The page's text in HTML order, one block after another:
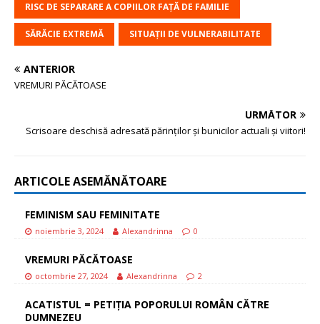
RISC DE SEPARARE A COPIILOR FAȚĂ DE FAMILIE
SĂRĂCIE EXTREMĂ SITUAȚII DE VULNERABILITATE
ANTERIOR
VREMURI PĂCĂTOASE
URMĂTOR
Scrisoare deschisă adresată părinților și bunicilor actuali și viitori!
ARTICOLE ASEMĂNĂTOARE
FEMINISM SAU FEMINITATE
noiembrie 3, 2024 Alexandrinna 0
VREMURI PĂCĂTOASE
octombrie 27, 2024 Alexandrinna 2
ACATISTUL = PETIȚIA POPORULUI ROMÂN CĂTRE
DUMNEZEU